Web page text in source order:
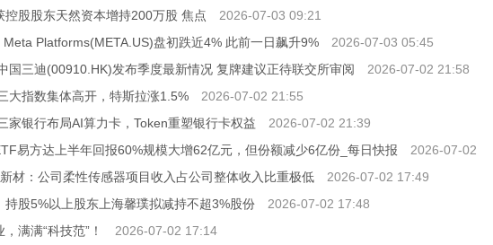
控股股东天然资本增持200万股 焦点
2026-07-03 09:21
Meta Platforms(META.US)盘初跌近4% 此前一日飙升9%
2026-07-03 05:45
国三迪(00910.HK)发布季度最新情况 复牌建议正待联交所审阅
2026-07-02 21:58
大指数集体高开，特斯拉涨1.5%
2026-07-02 21:55
家银行布局AI算力卡，Token重塑银行卡权益
2026-07-02 21:39
易方达上半年回报60%规模大增62亿元，但份额减少6亿份_每日快报
2026-07-02
材：公司柔性传感器项目收入占公司整体收入比重极低
2026-07-02 17:49
持股5%以上股东上海馨璞拟减持不超3%股份
2026-07-02 17:48
满满“科技范”！
2026-07-02 17:14